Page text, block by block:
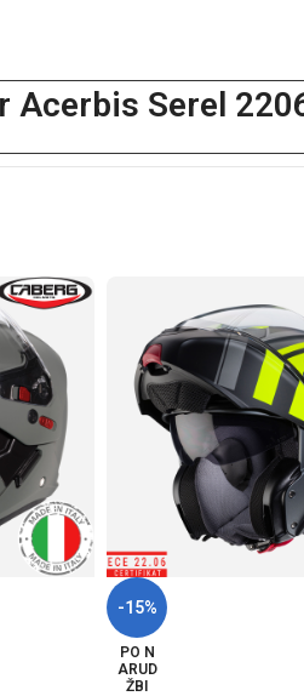
Serel
-15%
PO N
ARUD
ŽBI